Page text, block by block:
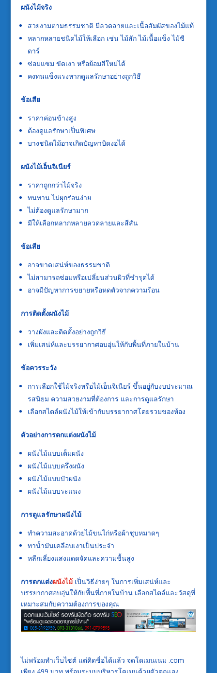
ผนังไม้จริง
สวยงามตามธรรมชาติ มีลวดลายและเนื้อสัมผัสของไม้แท้
หลากหลายชนิดไม้ให้เลือก เช่น ไม้สัก ไม้เนื้อแข็ง ไม้ซี
ดาร์
ซ่อมแซม ขัดเงา หรือย้อมสีใหม่ได้
คงทนแข็งแรงหากดูแลรักษาอย่างถูกวิธี
ข้อเสีย
ราคาค่อนข้างสูง
ต้องดูแลรักษาเป็นพิเศษ
บางชนิดไม้อาจเกิดปัญหาบิดงอได้
ผนังไม้เอ็นจิเนียร์
ราคาถูกกว่าไม้จริง
ทนทาน ไม่ผุกร่อนง่าย
ไม่ต้องดูแลรักษามาก
มีให้เลือกหลากหลายลวดลายและสีสัน
ข้อเสีย
อาจขาดเสน่ห์ของธรรมชาติ
ไม่สามารถซ่อมหรือเปลี่ยนส่วนผิวที่ชำรุดได้
อาจมีปัญหาการขยายหรือหดตัวจากความร้อน
การติดตั้งผนังไม้
วางผังและติดตั้งอย่างถูกวิธี
เพิ่มเสน่ห์และบรรยากาศอบอุ่นให้กับพื้นที่ภายในบ้าน
ข้อควรระวัง
การเลือกใช้ไม้จริงหรือไม้เอ็นจิเนียร์ ขึ้นอยู่กับงบประมาณ
รสนิยม ความสวยงามที่ต้องการ และการดูแลรักษา
เลือกสไตล์ผนังไม้ให้เข้ากับบรรยากาศโดยรวมของห้อง
ตัวอย่างการตกแต่งผนังไม้
ผนังไม้แบบเต็มผนัง
ผนังไม้แบบครึ่งผนัง
ผนังไม้แบบบัวผนัง
ผนังไม้แบบระแนง
การดูแลรักษาผนังไม้
ทำความสะอาดด้วยไม้ขนไก่หรือผ้าชุบหมาดๆ
ทาน้ำมันเคลือบเงาเป็นประจำ
หลีกเลี่ยงแสงแดดจัดและความชื้นสูง
การตกแต่งผนังไม้เป็นวิธีง่ายๆ ในการเพิ่มเสน่ห์และ
บรรยากาศอบอุ่นให้กับพื้นที่ภายในบ้าน เลือกสไตล์และวัสดุที่
เหมาะสมกับความต้องการของคุณ
ไม่พร้อมทำเว็บไซต์ แต่คิดชื่อได้แล้ว จดโดเมนเนม .com
เพียง 499 บาท พร้อมระบบบริหารโดเมนด้วยตัวคุณเอง